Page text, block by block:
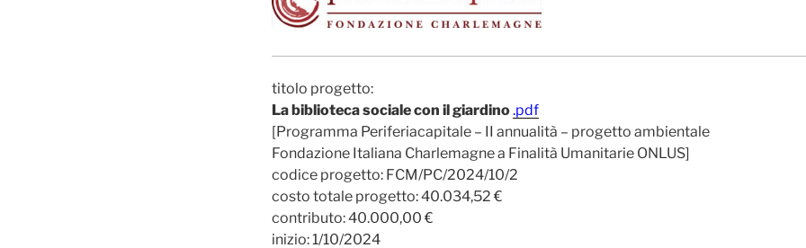
titolo progetto:
La biblioteca sociale con il giardino.pdf
[Programma Periferiacapitale – II annualità – progetto ambientale
Fondazione Italiana Charlemagne a Finalità Umanitarie ONLUS]
codice progetto: FCM/PC/2024/10/2
costo totale progetto: 40.034,52 €
contributo: 40.000,00 €
inizio: 1/10/2024